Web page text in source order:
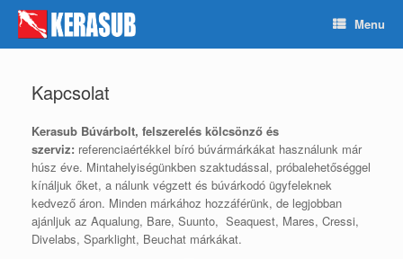
Skip
content
Menu
Kapcsolat
Kerasub Búvárbolt, felszerelés kölcsönző és
szerviz: referenciaértékkel bíró búvármárkákat használunk már
húsz éve. Mintahelyiségünkben szaktudással, próbalehetőséggel
kínáljuk őket, a nálunk végzett és búvárkodó ügyfeleknek
kedvező áron. Minden márkához hozzáférünk, de legjobban
ajánljuk az Aqualung, Bare, Suunto, Seaquest, Mares, Cressi,
Divelabs, Sparklight, Beuchat márkákat.